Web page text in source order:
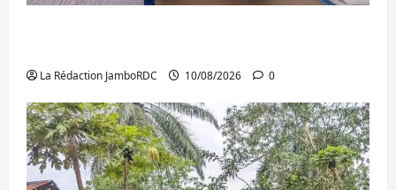
La Rédaction JamboRDC 10/08/2026 0